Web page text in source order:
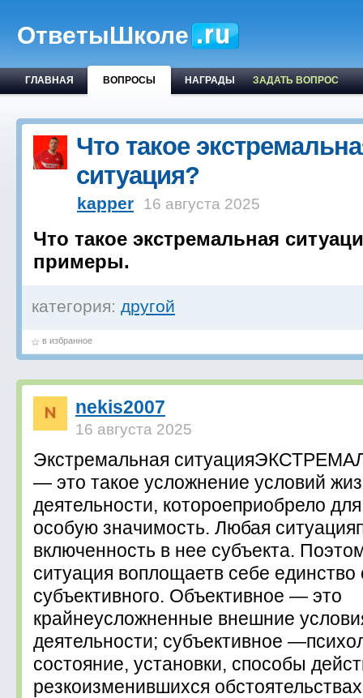
ОтветыШколе
ГЛАВНАЯ ВОПРОСЫ НАГРАДЫ ЗАДАТЬ ВОПРОС
Что такое
ситуация?
kapper 16 августа 2025
Что такое экстремальная
примеры.
категория: другой
в избранное
nekis2007
16 августа 2025
Экстремальная
— это такое усложнение условий
деятельности, котороеприобрело
особую значимость. Любая
включенность в нее субъекта.
ситуация воплощаетв себе единство
субъективного. Объективное — это
крайнеусложненные внешние
деятельности; субъективное
состояние, установки, способы
резкоизменившихся